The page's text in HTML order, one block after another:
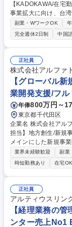
【KADOKAWA/在宅勤務あり
事業拡大に向け、台
ンや事業管理業務を
及び新規事業(MA等の開発
(中国/台湾/香港)の事
り、社内外、国内外
取引等)の間に立ち、
まとめや事業・財務
DOKAWA海外事業
集職種 ★海外事業中
フレックス◎】
副業・WワークOK
完全週休2日制
中国
正社員
株式会社アルファ
【グローバル
業開発支援/フ
年俸800万円～
東京都千代田区
企業名 株式会社アルファドライブ 求人名 【
担当】地方創生/新規事業開発支
メインにした新規事
やスタートアップの
業やスタートアップを日本
海外の取引先とのデ
プロダクトに関する
輸出入に関する規制
制の構築・パートナー開
ローバル新規事業開
ト
業界未経験歓迎 副業
時短勤務あり
在宅OK
正社員
アルティウスリン
【経理業務の
ンター売上No1